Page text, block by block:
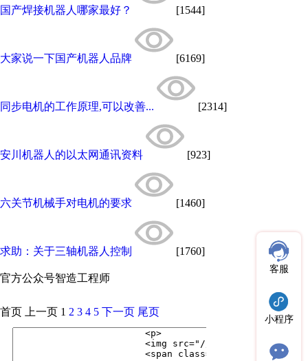
国产焊接机器人哪家最好？ [1544]
大家说一下国产机器人品牌 [6169]
同步电机的工作原理,可以改善... [2314]
安川机器人的以太网通讯资料 [923]
六关节机械手对电机的要求 [1460]
求助：关于三轴机器人控制 [1760]
官方公众号智造工程师
客服
小程序
首页 上一页 1 2 3 4 5 下一页 尾页